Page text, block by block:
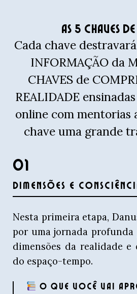
As 5 Chaves
Cada chave
INFORMAÇÃO da
CHAVES de
REALIDADE
online com mentorias
chave uma grande
01
DIMENSÕES E
Nesta primeira etapa,
por uma jornada profunda
dimensões da realidade
do espaço-tempo.
O QUE VOCÊ VAI